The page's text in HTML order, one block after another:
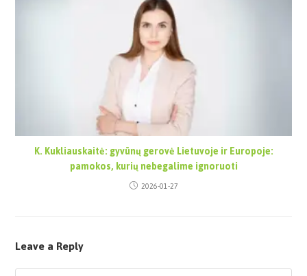
K. Kukliauskaitė: gyvūnų gerovė Lietuvoje ir Europoje:
pamokos, kurių nebegalime ignoruoti
2026-01-27
Leave a Reply